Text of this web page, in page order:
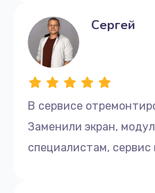
В сервисе
Заменили экран,
специалистам, сервис
Сергей